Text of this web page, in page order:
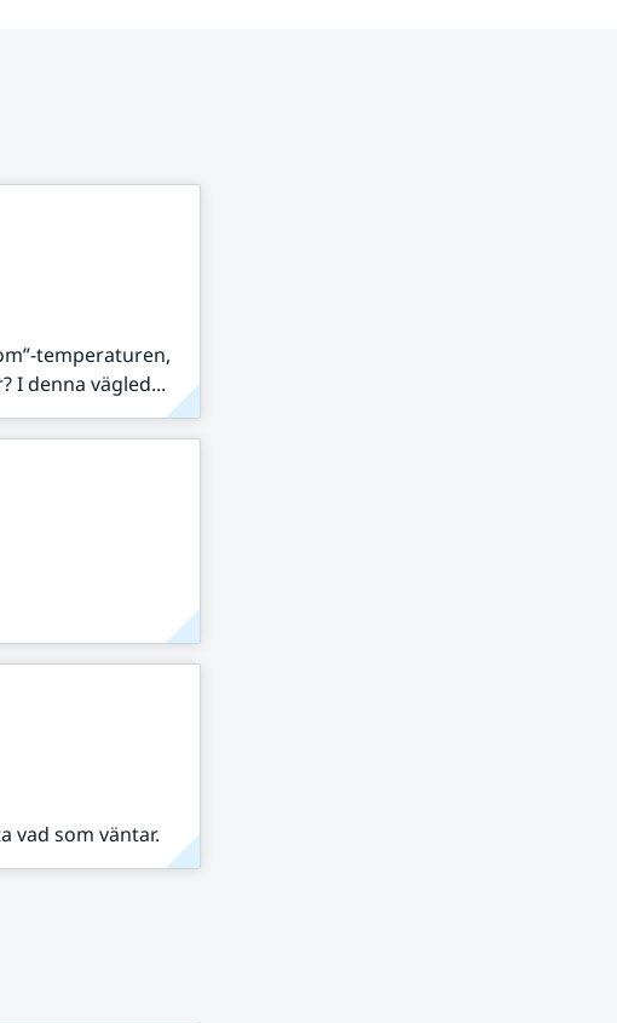
temperaturen,
I denna vägled...
vad som väntar.